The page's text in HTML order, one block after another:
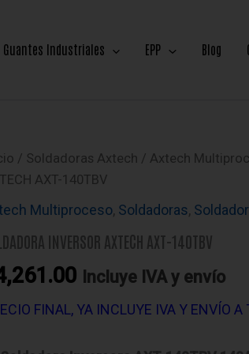
Guantes Industriales EPP Blog
/ Soldadoras Axtech / Axtech
AXT-140TBV
Multiproceso, Soldadoras,
INVERSOR AXTECH AXT-140TBV
Incluye IVA y envío
FINAL, YA INCLUYE IVA Y ENVÍO A